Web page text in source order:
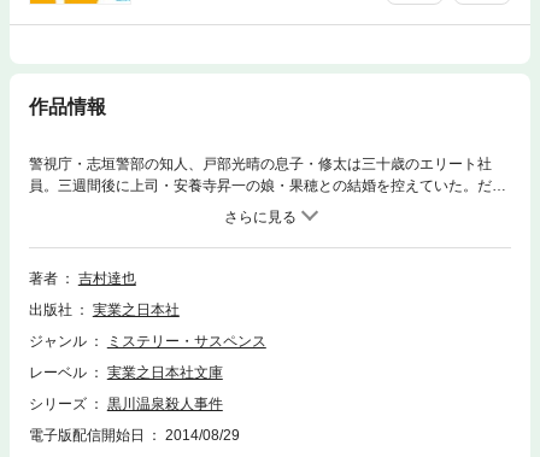
作品情報
警視庁・志垣警部の知人、戸部光晴の息子・修太は三十歳のエリート社
員。三週間後に上司・安養寺昇一の娘・果穂との結婚を控えていた。だ
が、二年前に大きな事故で頭部を負傷し、その後遺症からなのか、記憶が
時折欠落することがある。息子の様子がおかしいと父親の光晴から相談を
受けた志垣が修太に話を聞くと「九州の黒川温泉で女を殺した気がする」
と衝撃の告白が！ 記憶の場所に殺人の痕跡はなかったが、修太の笑顔を
障害に苦しむ男は犯人か、それとも無罪か!? 女性に人気ナンバーワンの温
泉・黒川温泉を舞台に描く、警視庁温泉殺人課シリーズ File 26。
著者
吉村達也
出版社
実業之日本社
ジャンル
ミステリー・サスペンス
レーベル
実業之日本社文庫
シリーズ
黒川温泉殺人事件
電子版配信開始日
2014/08/29